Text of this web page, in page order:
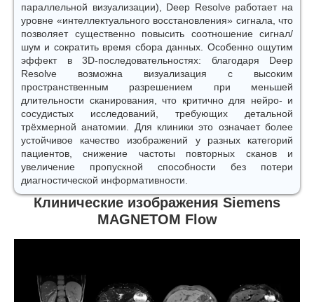
параллельной визуализации), Deep Resolve работает на
уровне «интеллектуального восстановления» сигнала, что
позволяет существенно повысить соотношение сигнал/
шум и сократить время сбора данных. Особенно ощутим
эффект в 3D-последовательностях: благодаря Deep
Resolve возможна визуализация с высоким
пространственным разрешением при меньшей
длительности сканирования, что критично для нейро- и
сосудистых исследований, требующих детальной
трёхмерной анатомии. Для клиники это означает более
устойчивое качество изображений у разных категорий
пациентов, снижение частоты повторных сканов и
увеличение пропускной способности без потери
диагностической информативности.
Клинические изображения Siemens
MAGNETOM Flow